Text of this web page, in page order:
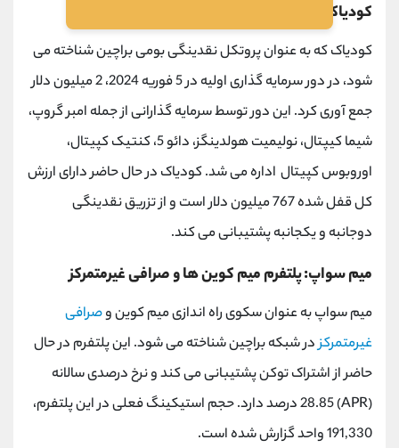
کودیاک: نوعی نقدینگی و پاداش های دوگانه
کودیاک که به عنوان پروتکل نقدینگی بومی براچین شناخته می
شود، در دور سرمایه گذاری اولیه در 5 فوریه 2024، 2 میلیون دلار
جمع آوری کرد. این دور توسط سرمایه گذارانی از جمله امبر گروپ،
شیما کیپتال، نولیمیت هولدینگز، دائو 5، کنتیک کپیتال،
اوروبوس کپیتال اداره می شد. کودیاک در حال حاضر دارای ارزش
کل قفل شده 767 میلیون دلار است و از تزریق نقدینگی
دوجانبه و یکجانبه پشتیبانی می کند.
میم سواپ: پلتفرم میم کوین ها و صرافی غیرمتمرکز
میم سواپ به عنوان سکوی راه اندازی میم کوین وصرافی
غیرمتمرکزدر شبکه براچین شناخته می شود. این پلتفرم در حال
حاضر از اشتراک توکن پشتیبانی می کند و نرخ درصدی سالانه
(APR) 28.85 درصد دارد. حجم استیکینگ فعلی در این پلتفرم،
191,330 واحد گزارش شده است.